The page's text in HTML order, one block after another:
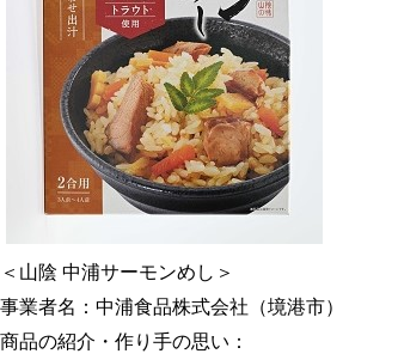
＜山陰 中浦サーモンめし＞
事業者名：中浦食品株式会社（境港市）
商品の紹介・作り手の思い：